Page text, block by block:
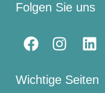
Folgen Sie uns
Wichtige Seiten